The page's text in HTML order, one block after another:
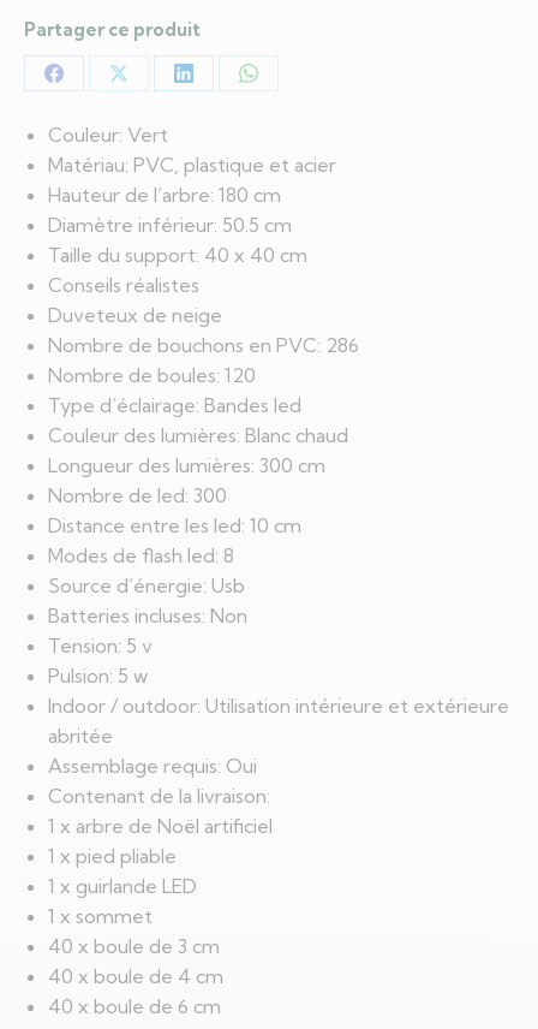
Couleur: Vert
Matériau: PVC, plastique et acier
Hauteur de l’arbre: 180 cm
Diamètre inférieur: 50.5 cm
Taille du support: 40 x 40 cm
Conseils réalistes
Duveteux de neige
Nombre de bouchons en PVC: 286
Nombre de boules: 120
Type d’éclairage: Bandes led
Couleur des lumières: Blanc chaud
Longueur des lumières: 300 cm
Nombre de led: 300
Distance entre les led: 10 cm
Modes de flash led: 8
Source d’énergie: Usb
Batteries incluses: Non
Tension: 5 v
Pulsion: 5 w
Indoor / outdoor: Utilisation intérieure et extérieure
abritée
Assemblage requis: Oui
Contenant de la livraison:
1 x arbre de Noël artificiel
1 x pied pliable
1 x guirlande LED
1 x sommet
40 x boule de 3 cm
40 x boule de 4 cm
40 x boule de 6 cm
Partager ce produit
Partager
sur
Facebook
Partager
sur
X
Partager
LinkedIn
Partager
WhatsApp